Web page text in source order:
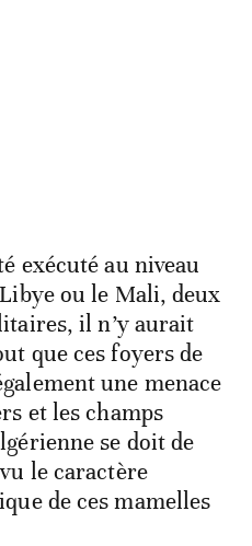
exécuté au niveau
ou le Mali, deux
il n’y aurait
que ces foyers de
une menace
et les champs
se doit de
le caractère
de ces mamelles